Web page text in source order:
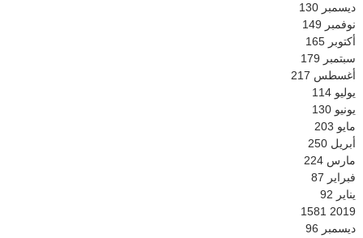
ديسمبر 130
نوفمبر 149
أكتوبر 165
سبتمبر 179
أغسطس 217
يوليو 114
يونيو 130
مايو 203
أبريل 250
مارس 224
فبراير 87
يناير 92
2019
1581
ديسمبر 96